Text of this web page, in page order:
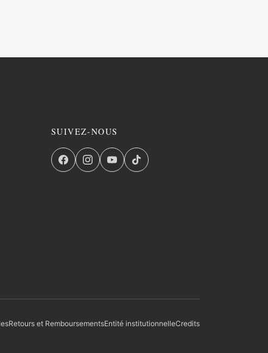
SUIVEZ-NOUS
Retours et RemboursementsEntité institutionnelleCredits